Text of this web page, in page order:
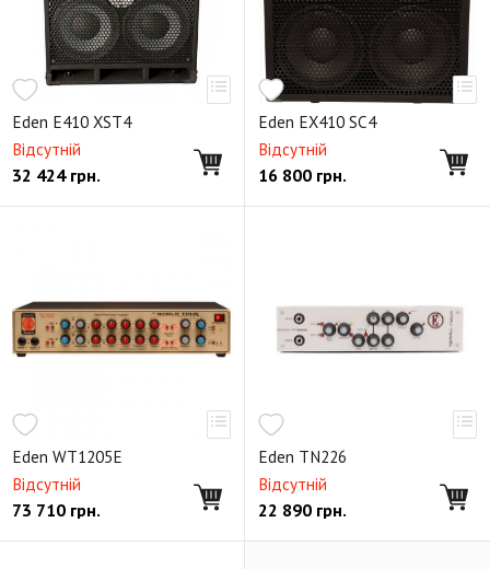
Eden E410 XST4
Відсутній
32 424грн.
Eden EX410 SC4
Відсутній
16 800 грн.
Eden WT1205E
Відсутній
73 710 грн.
Eden TN226
Відсутній
22 890 грн.